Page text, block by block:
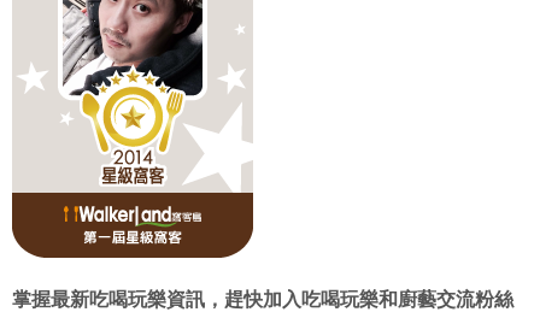
掌握最新吃喝玩樂資訊，趕快加入吃喝玩樂和廚藝交流粉絲